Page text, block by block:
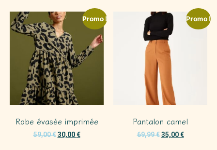
Promo !
Robe évasée imprimée
59,00€ 30,00€
Promo !
Pantalon camel
69,99€ 35,00€